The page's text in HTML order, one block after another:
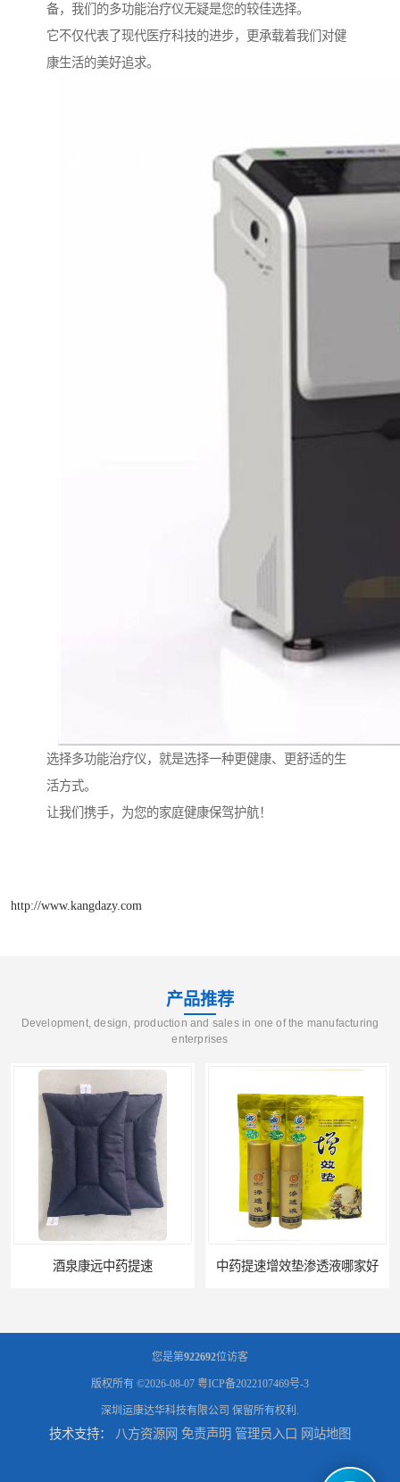
备，我们的多功能治疗仪无疑是您的较佳选择。
它不仅代表了现代医疗科技的进步，更承载着我们对健
康生活的美好追求。
选择多功能治疗仪，就是选择一种更健康、更舒适的生
活方式。
让我们携手，为您的家庭健康保驾护航！
http://www.kangdazy.com
产品推荐
Development, design, production and sales in one of the manufacturing
enterprises
酒泉康远中药提速 中药提速增效垫渗透液哪家好
您是第922692位访客
版权所有 ©2026-08-07 粤ICP备2022107469号-3
深圳运康达华科技有限公司 保留所有权利.
技术支持： 八方资源网 免责声明 管理员入口 网站地图